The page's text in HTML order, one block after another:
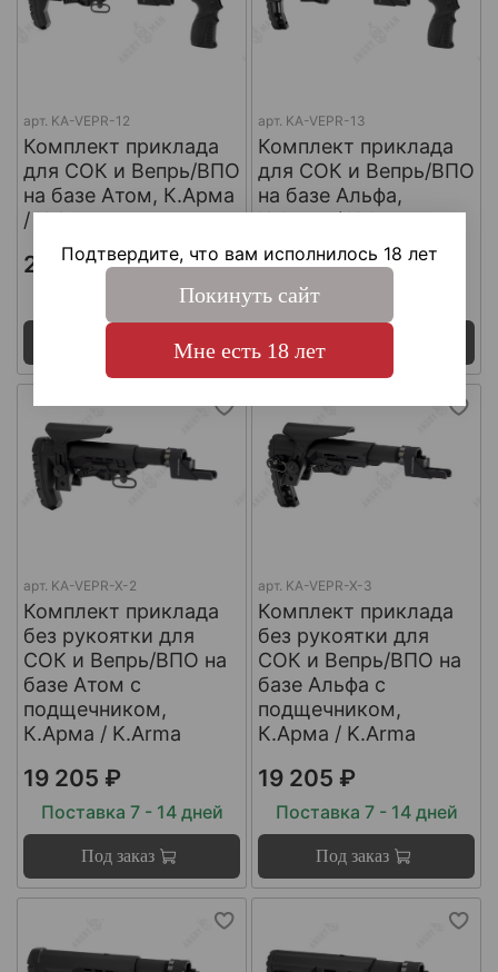
арт. KA-VEPR-12
Комплект приклада
для СОК и Вепрь/ВПО
на базе Атом, К.Арма
/ K.Arma
21 765 ₽
Поставка 7 - 14 дней
арт. KA-VEPR-13
Комплект приклада
для СОК и Вепрь/ВПО
на базе Альфа,
К.Арма / K.Arma
21 765 ₽
Поставка 7 - 14 дней
арт. KA-VEPR-X-2
Комплект приклада
без рукоятки для
СОК и Вепрь/ВПО на
базе Атом с
подщечником,
К.Арма / K.Arma
19 205 ₽
Поставка 7 - 14 дней
Под заказ
арт. KA-VEPR-X-3
Комплект приклада
без рукоятки для
СОК и Вепрь/ВПО на
базе Альфа с
подщечником,
К.Арма / K.Arma
19 205 ₽
Поставка 7 - 14 дней
Под заказ
Подтвердите, что вам исполнилось 18 лет
Покинуть сайт
Мне есть 18 лет